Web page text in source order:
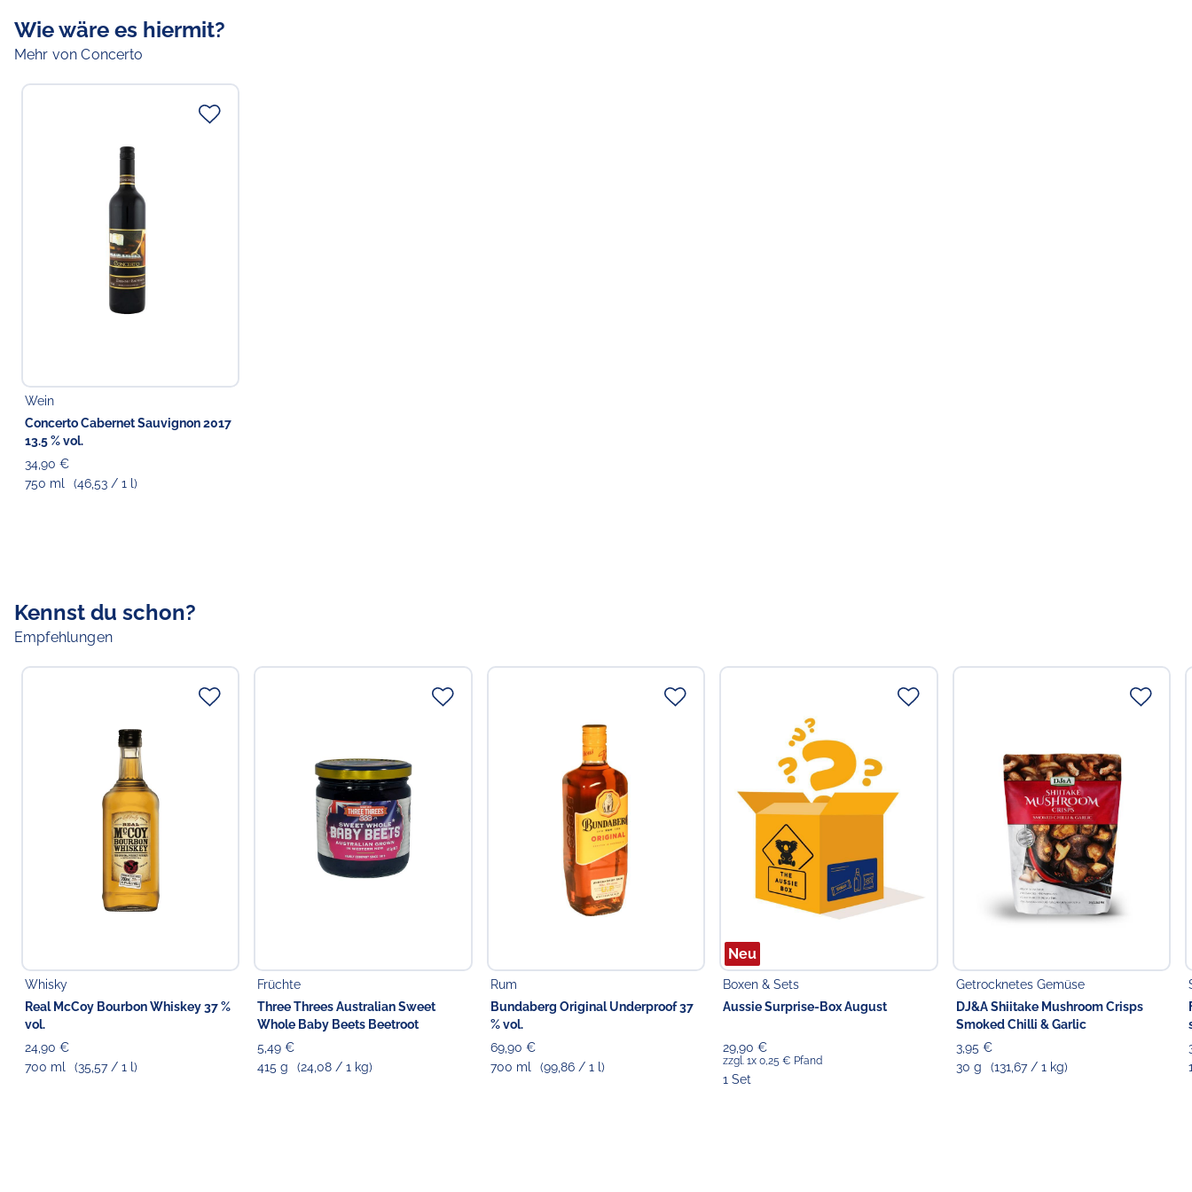
Wie wäre es hiermit?
Mehr von Concerto
Wein
Concerto Cabernet Sauvignon 2017
13.5 % vol.
34,90 €
750 ml
(46,53 / 1 l)
Kennst du schon?
Empfehlungen
Whisky
Real McCoy Bourbon Whiskey 37 %
vol.
24,90 €
700 ml
(35,57 / 1 l)
Früchte
Three Threes Australian Sweet
Whole Baby Beets Beetroot
5,49 €
415 g
(24,08 / 1 kg)
Rum
Bundaberg Original Underproof 37
% vol.
69,90 €
700 ml
(99,86 / 1 l)
Neu
Boxen & Sets
Aussie Surprise-Box August
29,90 €
zzgl. 1x 0,25 € Pfand
1 Set
Getrocknetes Gemüse
DJ&A Shiitake Mushroom Crisps
Smoked Chilli & Garlic
3,95 €
30 g
(131,67 / 1 kg)